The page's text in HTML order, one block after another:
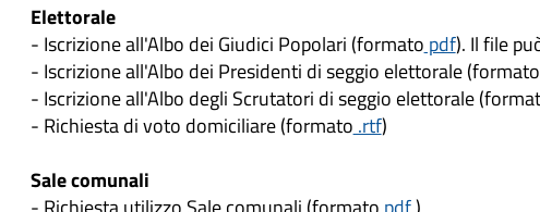
Elettorale
- Iscrizione all'Albo dei Giudici Popolari (formato pdf). Il file
- Iscrizione all'Albo dei Presidenti di seggio elettorale (formato
- Iscrizione all'Albo degli Scrutatori di seggio elettorale
- Richiesta di voto domiciliare (formato .rtf)
Sale comunali